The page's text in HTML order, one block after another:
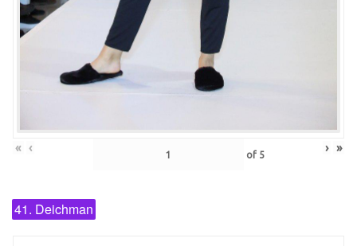
« ‹ of 5 › »
41. Deichman